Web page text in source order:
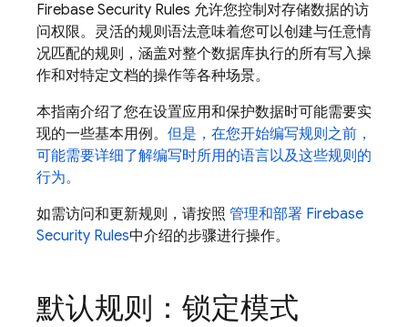
Firebase Security Rules 允许您控制对存储数据的访
问权限。灵活的规则语法意味着您可以创建与任意情
况匹配的规则，涵盖对整个数据库执行的所有写入操
作和对特定文档的操作等各种场景。
本指南介绍了您在设置应用和保护数据时可能需要实
现的一些基本用例。 但是，在您开始编写规则之前，
可能需要详细了解编写时所用的语言以及这些规则的
行为。
如需访问和更新规则，请按照 管理和部署 Firebase
Security Rules中介绍的步骤进行操作。
默认规则：锁定模式